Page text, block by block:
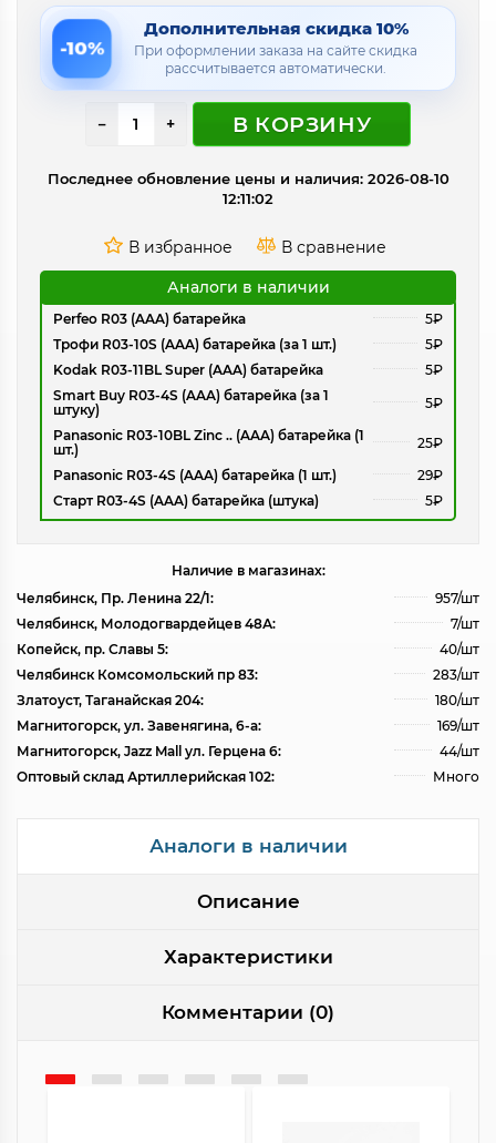
-10%
Дополнительная скидка 10%
При оформлении заказа на сайте скидка
рассчитывается автоматически.
− + В КОРЗИНУ
Последнее обновление цены и наличия: 2026-08-10
12:11:02
Аналоги в наличии
Perfeo R03 (AAA) батарейка
5₽
Трофи R03-10S (AAA) батарейка (за 1 шт.)
5₽
Kodak R03-11BL Super (AAA) батарейка
5₽
Smart Buy R03-4S (AAA) батарейка (за 1
штуку)
5₽
Panasonic R03-10BL Zinc .. (AAA) батарейка (1
шт.)
25₽
Panasonic R03-4S (AAA) батарейка (1 шт.)
29₽
Старт R03-4S (AAA) батарейка (штука)
5₽
Наличие в магазинах:
Челябинск, Пр. Ленина 22/1:
957/шт
Челябинск, Молодогвардейцев 48А:
7/шт
Копейск, пр. Славы 5:
40/шт
Челябинск Комсомольский пр 83:
283/шт
Златоуст, Таганайская 204:
180/шт
Магнитогорск, ул. Завенягина, 6-а:
169/шт
Магнитогорск, Jazz Mall ул. Герцена 6:
44/шт
Оптовый склад Артиллерийская 102:
Много
Аналоги в наличии
Описание
Характеристики
Комментарии (0)